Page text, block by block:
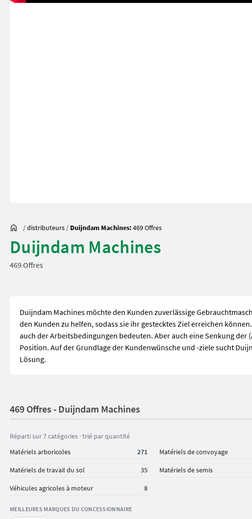
/distributeurs / Duijndam Machines:469 Offres
Duijndam Machines
469 Offres
Duijndam Machines möchte den Kunden zuverlässige
den Kunden zu helfen, sodass sie ihr gestecktes Ziel erreichen
auch der Arbeitsbedingungen bedeuten. Aber auch eine Senkung
Position. Auf der Grundlage der Kundenwünsche und -ziele sucht
Lösung.
469 Offres - Duijndam Machines
Réparti sur 7 catégories · trié par quantité
Matériels arboricoles
271 Matériels de convoyage
Matériels de travail du sol 35 Matériels de semis
Véhicules agricoles à moteur 8
MEILLEURES MARQUES DU CONCESSIONNAIRE